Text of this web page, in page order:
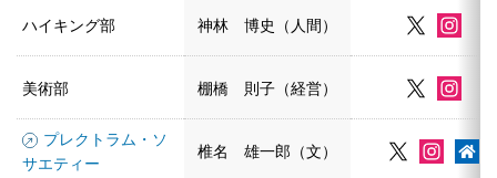
ハイキング部 神林 博史（人間）
美術部 棚橋 則子（経営）
プレクトラム・ソ
サエティー
椎名 雄一郎（文）